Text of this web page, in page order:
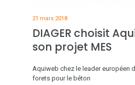
21 mars 2018
DIAGER choisit
son projet MES
Aquiweb chez le leader européen
forets pour le béton